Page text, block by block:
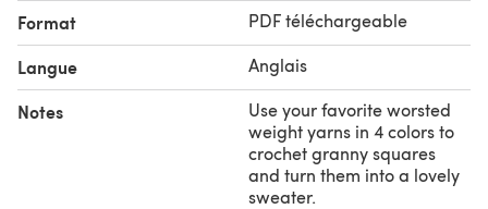
resulting in a gorgeous summer sweater.
Format PDF téléchargeable
Langue Anglais
Notes
Use your favorite worsted
weight yarns in 4 colors to
crochet granny squares
and turn them into a lovely
sweater.